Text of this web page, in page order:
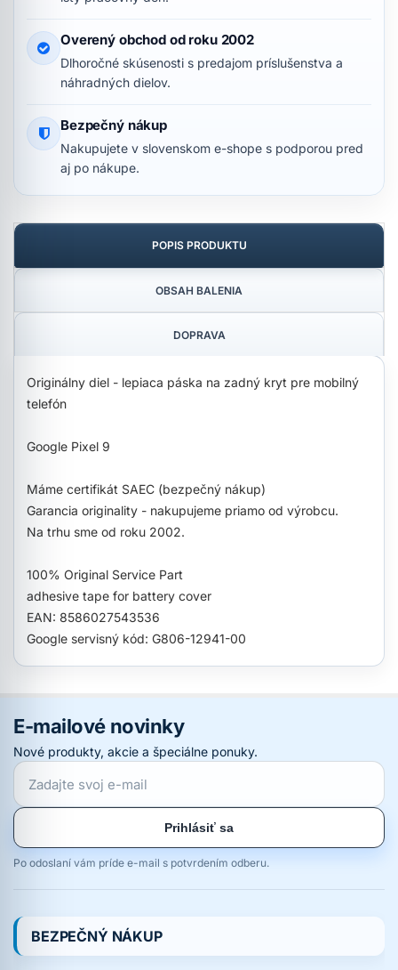
Overený obchod od roku 2002
Dlhoročné skúsenosti s predajom príslušenstva a
náhradných dielov.
Bezpečný nákup
Nakupujete v slovenskom e-shope s podporou pred
aj po nákupe.
POPIS PRODUKTU
OBSAH BALENIA
DOPRAVA
Originálny diel - lepiaca páska na zadný kryt pre mobilný
telefón
Google Pixel 9
Máme certifikát SAEC (bezpečný nákup)
Garancia originality - nakupujeme priamo od výrobcu.
Na trhu sme od roku 2002.
100% Original Service Part
adhesive tape for battery cover
EAN: 8586027543536
Google servisný kód: G806-12941-00
E-mailové novinky
Nové produkty, akcie a špeciálne ponuky.
Prihlásiť sa
Po odoslaní vám príde e-mail s potvrdením odberu.
BEZPEČNÝ NÁKUP